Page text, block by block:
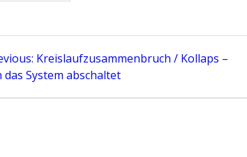
Previous
post:
Kreislaufzusammenbruch / Kollaps –
das System abschaltet